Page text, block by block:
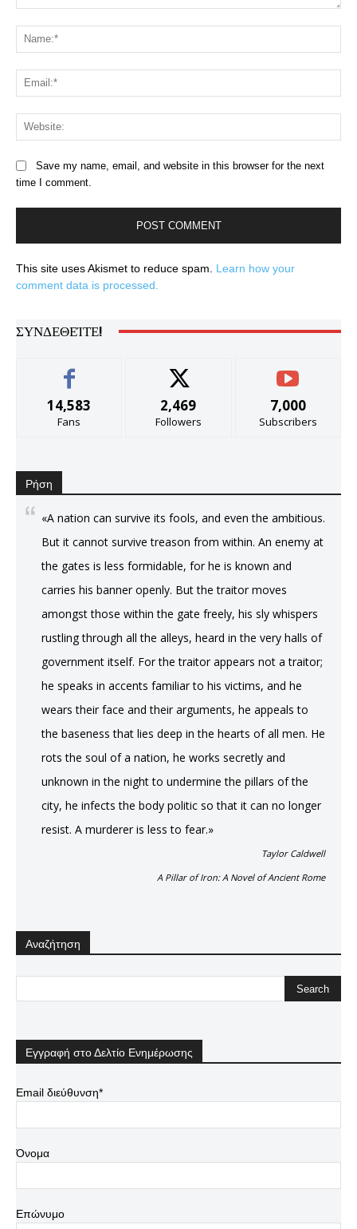
Save my name, email, and website in this browser for the next
time I comment.
This site uses Akismet to reduce spam. Learn how your
comment data is processed.
ΣΥΝΔΕΘΕΊΤΕ!
14,583
Fans
2,469
Followers
7,000
Subscribers
Ρήση
«A nation can survive its fools, and even the ambitious.
But it cannot survive treason from within. An enemy at
the gates is less formidable, for he is known and
carries his banner openly. But the traitor moves
amongst those within the gate freely, his sly whispers
rustling through all the alleys, heard in the very halls of
government itself. For the traitor appears not a traitor;
he speaks in accents familiar to his victims, and he
wears their face and their arguments, he appeals to
the baseness that lies deep in the hearts of all men. He
rots the soul of a nation, he works secretly and
unknown in the night to undermine the pillars of the
city, he infects the body politic so that it can no longer
resist. A murderer is less to fear.»
Taylor Caldwell
A Pillar of Iron: A Novel of Ancient Rome
Αναζήτηση
Εγγραφή στο Δελτίο Ενημέρωσης
Email διεύθυνση*
Όνομα
Επώνυμο